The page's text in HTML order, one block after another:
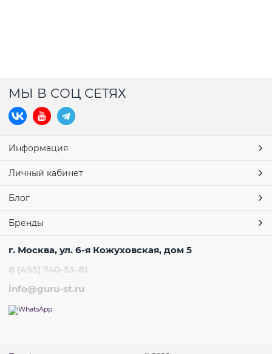
МЫ В СОЦ СЕТЯХ
Информация
Личный кабинет
Блог
Бренды
г. Москва, ул. 6-я Кожуховская, дом 5
8 (495) 740-53-81
info@guru-st.ru